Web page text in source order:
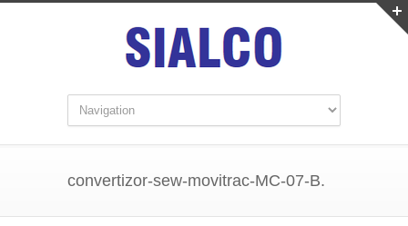
convertizor-sew-movitrac-MC-07-B.